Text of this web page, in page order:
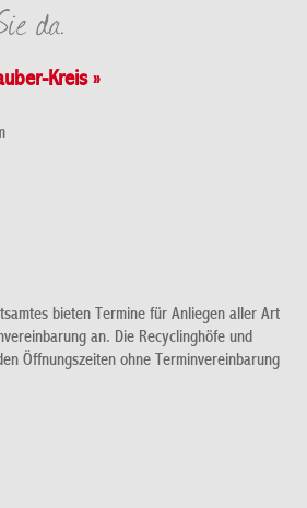
Kreis »
bieten Termine für Anliegen aller Art
an. Die Recyclinghöfe und
Öffnungszeiten ohne Terminvereinbarung